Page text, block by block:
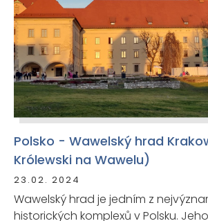
Polsko - Wawelský hrad
Królewski na Wawelu)
23.02. 2024
Wawelský hrad je jedním z
historických komplexů v Polsku.